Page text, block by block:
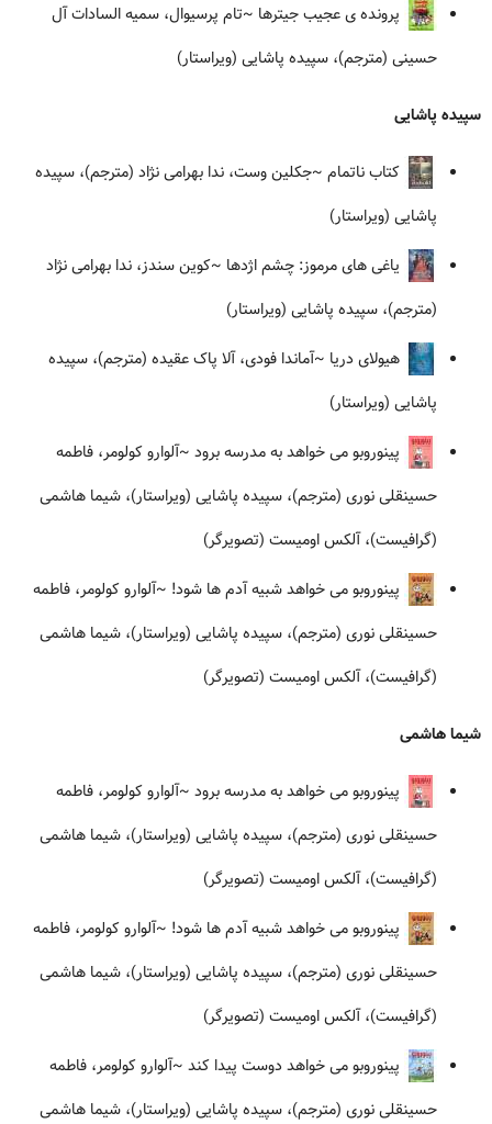
پرونده ی عجیب جیترها ~تام پرسیوال، سمیه السادات آل
حسینی (مترجم)، سپیده پاشایی (ویراستار)
سپیده پاشایی
کتاب ناتمام ~جکلین وست، ندا بهرامی نژاد (مترجم)، سپیده
پاشایی (ویراستار)
یاغی های مرموز: چشم اژدها ~کوین سندز، ندا بهرامی نژاد
(مترجم)، سپیده پاشایی (ویراستار)
هیولای دریا ~آماندا فودی، آلا پاک عقیده (مترجم)، سپیده
پاشایی (ویراستار)
پینوروبو می خواهد به مدرسه برود ~آلوارو کولومر، فاطمه
حسینقلی نوری (مترجم)، سپیده پاشایی (ویراستار)، شیما هاشمی
(گرافیست)، آلکس اومیست (تصویرگر)
پینوروبو می خواهد شبیه آدم ها شود! ~آلوارو کولومر، فاطمه
حسینقلی نوری (مترجم)، سپیده پاشایی (ویراستار)، شیما هاشمی
(گرافیست)، آلکس اومیست (تصویرگر)
شیما هاشمی
پینوروبو می خواهد به مدرسه برود ~آلوارو کولومر، فاطمه
حسینقلی نوری (مترجم)، سپیده پاشایی (ویراستار)، شیما هاشمی
(گرافیست)، آلکس اومیست (تصویرگر)
پینوروبو می خواهد شبیه آدم ها شود! ~آلوارو کولومر، فاطمه
حسینقلی نوری (مترجم)، سپیده پاشایی (ویراستار)، شیما هاشمی
(گرافیست)، آلکس اومیست (تصویرگر)
پینوروبو می خواهد دوست پیدا کند ~آلوارو کولومر، فاطمه
حسینقلی نوری (مترجم)، سپیده پاشایی (ویراستار)، شیما هاشمی